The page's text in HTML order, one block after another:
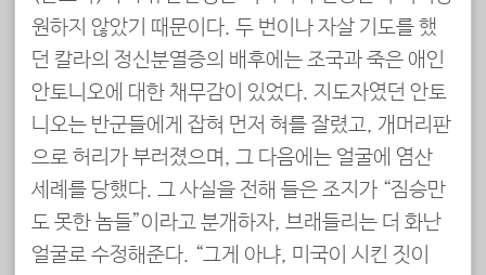
원하지 않았기 때문이다. 두 번이나 자살 기도를 했
던 칼라의 정신분열증의 배후에는 조국과 죽은 애인
안토니오에 대한 채무감이 있었다. 지도자였던 안토
니오는 반군들에게 잡혀 먼저 혀를 잘렸고, 개머리판
으로 허리가 부러졌으며, 그 다음에는 얼굴에 염산
세례를 당했다. 그 사실을 전해 들은 조지가 “짐승만
도 못한 놈들”이라고 분개하자, 브래들리는 더 화난
얼굴로 수정해준다. “그게 아냐, 미국이 시킨 짓이